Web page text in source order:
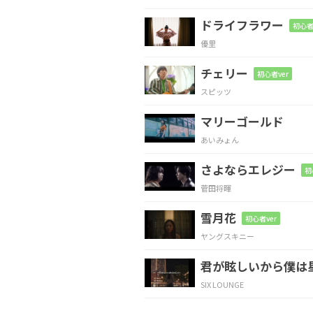
Cmaj7
強く生きなくちゃ
G
守
でも 陰では
愛をし
Cmaj7 G
ら間
D
伝わら
Cmaj7
なくて も 叫
ドライフラワー 初心
優里
チェリー 初心者ver
スピッツ
マリーゴールド
あいみょん
さよならエレジー
菅田将暉
雪月花 初心者ver
ヤングスキニー
君が眩しいから僕は
SIX LOUNGE